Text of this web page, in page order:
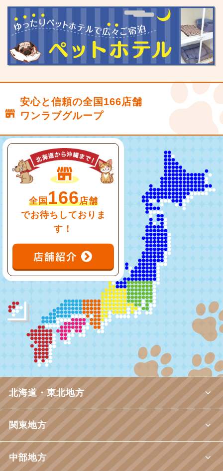
安心と信頼の全国166店舗
ワンラブグループ
全国166店舗
でお待ちしておりま
す！
北海道・東北地方
関東地方
中部地方